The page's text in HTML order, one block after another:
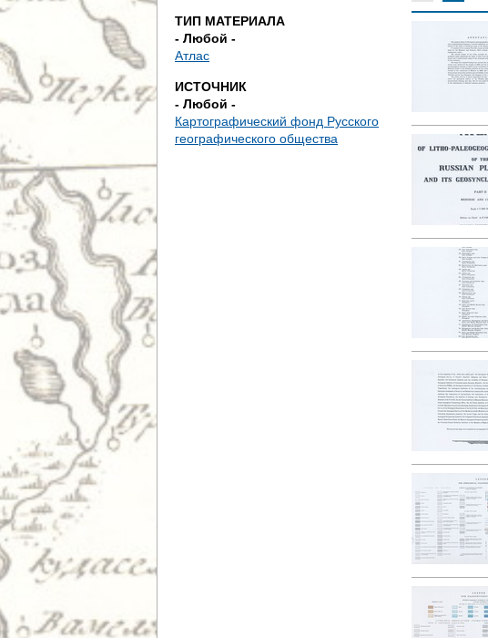
д
с
ь
ТИП МАТЕРИАЛА
- Любой -
Атлас
ИСТОЧНИК
- Любой -
Картографический фонд Русского
географического общества